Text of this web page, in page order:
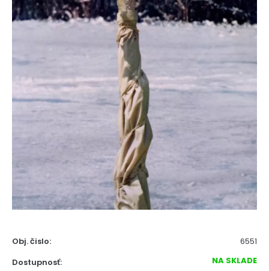
Obj. čislo:
6551
Dostupnosť:
NA SKLADE